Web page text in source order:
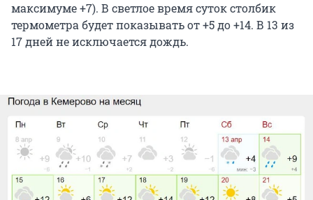
максимуме +7). В светлое время суток столбик
термометра будет показывать от +5 до +14. В 13 из
17 дней не исключается дождь.